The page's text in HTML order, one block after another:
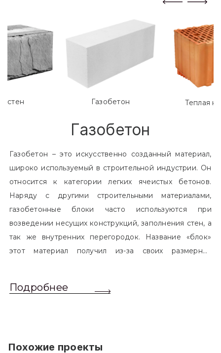
Газобетон Теплая
Газобетон
Газобетон – это искусственно созданный материал,
широко используемый в строительной индустрии. Он
относится к категории легких ячеистых бетонов.
Наряду с другими строительными материалами,
газобетонные блоки часто используются при
возведении несущих конструкций, заполнения стен, а
так же внутренних перегородок. Название «блок»
этот материал получил из-за своих размерных
обычный одинарный кирпич. Размер блоков различен
Подробнее
Похожие проекты